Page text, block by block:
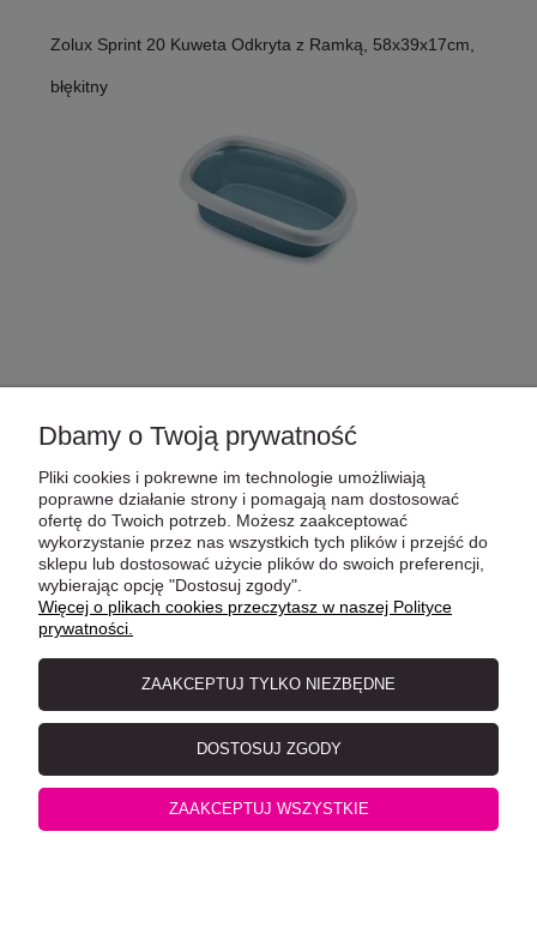
Zolux Sprint 20 Kuweta Odkryta z Ramką, 58x39x17cm,
błękitny
turkusowy
Zolux Sprint 20 Kuweta Odkryta z Ramką, 58x39x17cm,
seledynowy
Dbamy o Twoją prywatność
Pliki cookies i pokrewne im technologie umożliwiają
poprawne działanie strony i pomagają nam dostosować
ofertę do Twoich potrzeb. Możesz zaakceptować
wykorzystanie przez nas wszystkich tych plików i przejść do
sklepu lub dostosować użycie plików do swoich preferencji,
wybierając opcję "Dostosuj zgody".
Więcej o plikach cookies przeczytasz w naszej Polityce
prywatności.
ZAAKCEPTUJ TYLKO NIEZBĘDNE
DOSTOSUJ ZGODY
ZAAKCEPTUJ WSZYSTKIE